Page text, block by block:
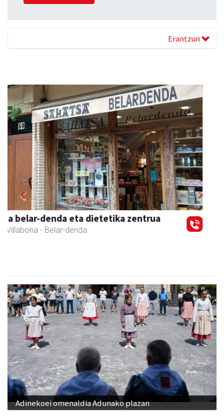
Erantzun
Zubimusu Ikastola
Amasa-Villabona - Hezkuntza
Previous Next
Adinekoei omenaldia Adunako plazan